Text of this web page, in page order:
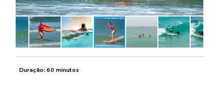
Duração: 60 minutos